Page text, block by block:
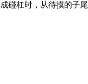
碰杠时，从待摸的子尾